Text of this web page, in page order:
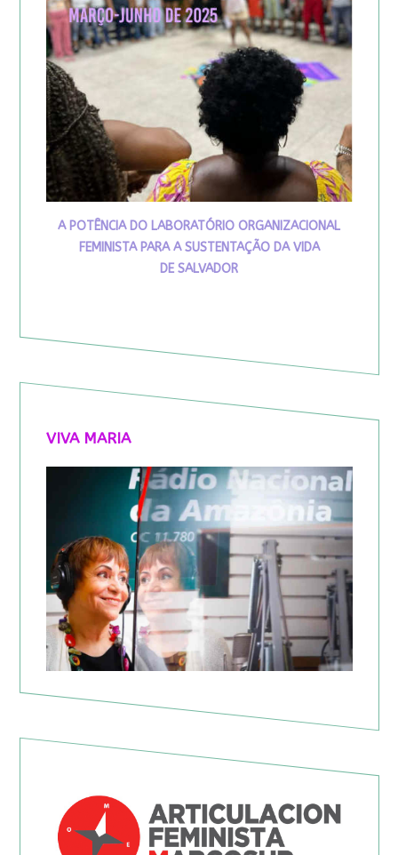
A POTÊNCIA DO LABORATÓRIO ORGANIZACIONAL
FEMINISTA PARA A SUSTENTAÇÃO DA VIDA
DE SALVADOR
VIVA MARIA